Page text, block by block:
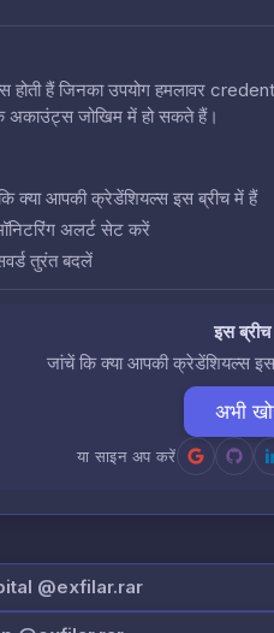
होती हैं जिनका उपयोग हमलावर
अकाउंट्स जोखिम में हो सकते हैं।
क्या आपकी क्रेडेंशियल्स इस ब्रीच में हैं
अलर्ट सेट करें
तुरंत बदलें
इस
जांचें कि क्या आपकी क्रेडेंशियल्स
अभी
या साइन अप करें
@exfilar.rar